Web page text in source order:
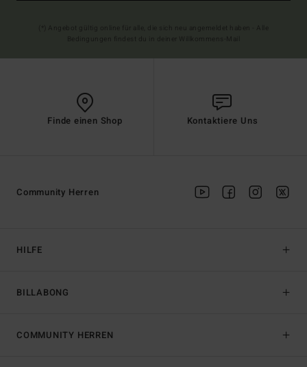
Finde einen Shop Kontaktiere Uns
HILFE
BILLABONG
Community Herren
COMMUNITY HERREN